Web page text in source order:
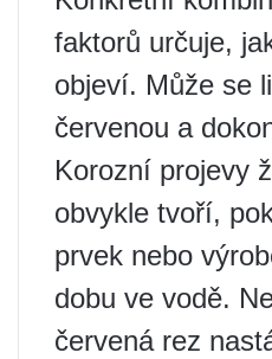
faktorů určuje,
objeví. Může se
červenou a
Korozní projevy
obvykle tvoří,
prvek nebo
dobu ve vodě.
červená rez